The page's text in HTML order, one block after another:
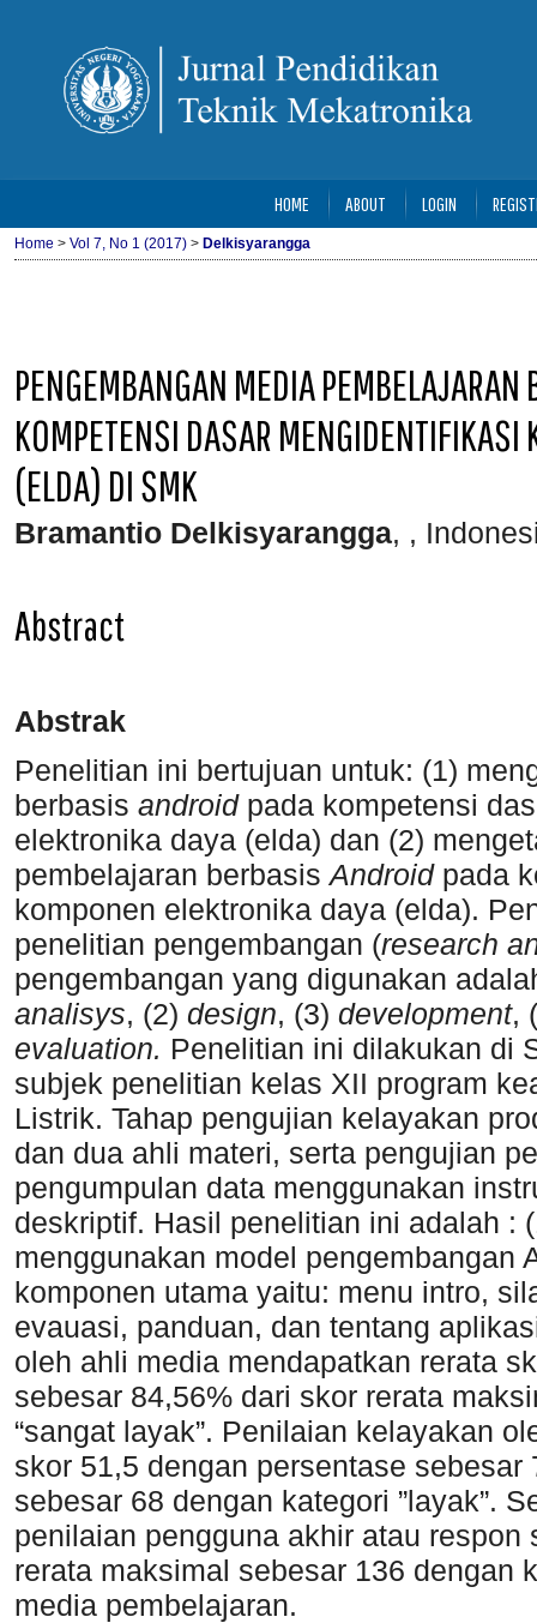
HOME ABOUT LOGIN
Home > Vol 7, No 1 (2017) > Delkisyarangga
PENGEMBANGAN MEDIA
KOMPETENSI DASAR MENGIDENTIFIKASI
(ELDA) DI SMK
Bramantio Delkisyarangga, ,
Abstract
Abstrak
Penelitian ini bertujuan untuk: (1)
berbasis androidpada kompetensi
elektronika daya (elda) dan (2)
pembelajaran berbasisAndroid pada
komponen elektronika daya (elda).
penelitian pengembangan (research
pengembangan yang digunakan
analisys, (2) design, (3) development,
evaluation. Penelitian ini dilakukan di
subjek penelitian kelas XII program
Listrik. Tahap pengujian kelayakan
dan dua ahli materi, serta pengujian
pengumpulan data menggunakan
deskriptif. Hasil penelitian ini adalah :
menggunakan model pengembangan
komponen utama yaitu: menu intro,
evauasi, panduan, dan tentang
oleh ahli media mendapatkan rerata
sebesar 84,56% dari skor rerata
“sangat layak”. Penilaian kelayakan
skor 51,5 dengan persentase
sebesar 68 dengan kategori ”layak”.
penilaian pengguna akhir atau
rerata maksimal sebesar 136 dengan
media pembelajaran.